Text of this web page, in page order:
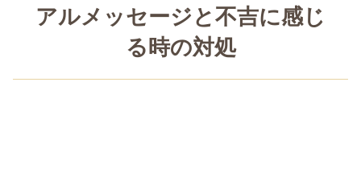
アルメッセージと不吉に感じ
る時の対処